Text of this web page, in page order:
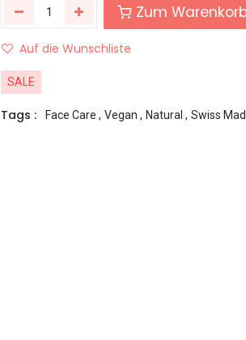
Zum
Auf die Wunschliste
SALE
Tags : Face Care , Vegan , Natural , Swiss